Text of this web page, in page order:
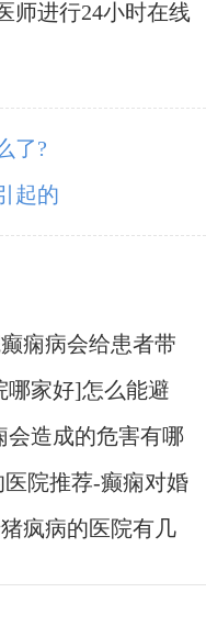
师进行24小时在线
了?
起的
痫病会给患者带
哪家好]怎么能避
会造成的危害有哪
院推荐-癫痫对婚
疯病的医院有几